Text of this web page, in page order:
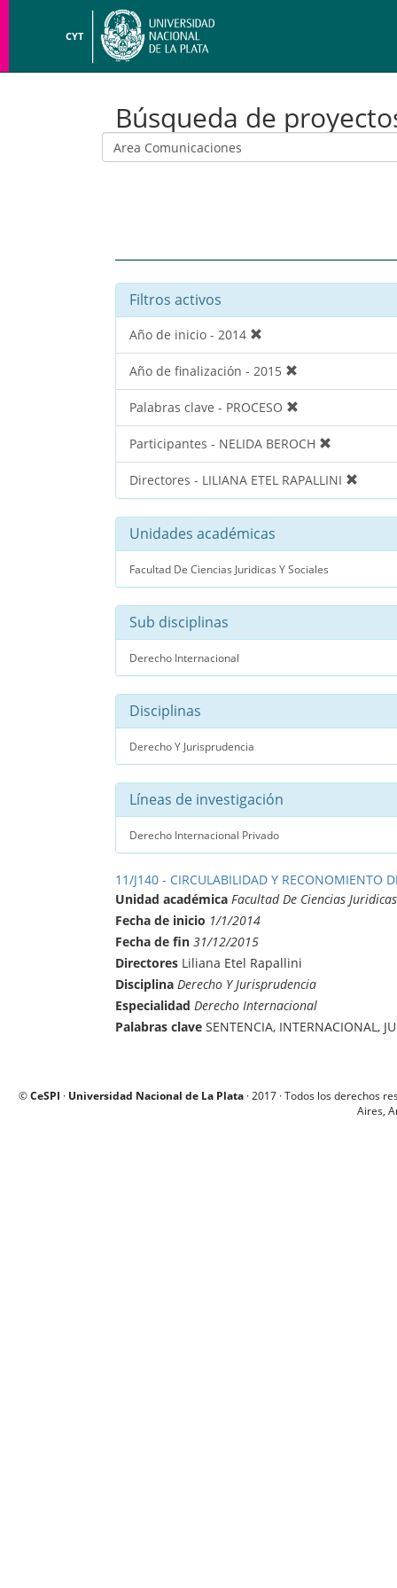
CYT
Búsqueda de
Filtros activos
Año de inicio - 2014
Año de finalización - 2015
Palabras clave - PROCESO
Participantes - NELIDA BEROCH
Directores - LILIANA ETEL RAPALLINI
Unidades académicas
Facultad De Ciencias Juridicas Y Sociales
Sub disciplinas
Derecho Internacional
Disciplinas
Derecho Y Jurisprudencia
Líneas de investigación
Derecho Internacional Privado
11/J140 - CIRCULABILIDAD Y RECONOMIENTO
Unidad académica Facultad De Ciencias
Fecha de inicio 1/1/2014
Fecha de fin 31/12/2015
Directores Liliana Etel Rapallini
Disciplina Derecho Y Jurisprudencia
Especialidad Derecho Internacional
Palabras clave SENTENCIA, INTERNACIONAL,
©CeSPI · Universidad Nacional de La Plata · 2017 · Todos los derechos
Aires,